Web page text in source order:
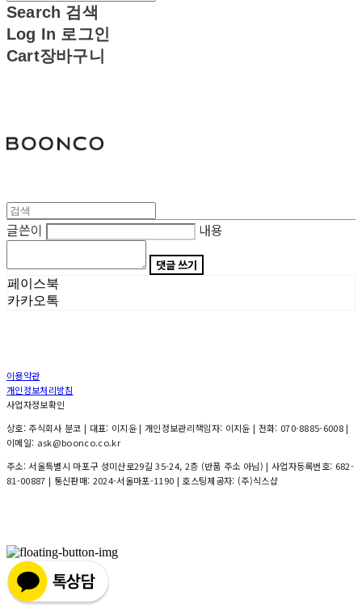
Search 검색
Log In 로그인
Cart장바구니
글쓴이 내용
댓글 쓰기
페이스북
카카오톡
이용약관
개인정보처리방침
사업자정보확인
상호: 주식회사 분코 | 대표: 이지윤 | 개인정보관리책임자: 이지윤 | 전화: 070-8885-6008 |
이메일: ask@boonco.co.kr
주소: 서울특별시 마포구 성미산로29길 35-24, 2층 (반품 주소 아님) | 사업자등록번호: 682-
81-00887 | 통신판매: 2024-서울마포-1190 | 호스팅제공자: (주)식스샵